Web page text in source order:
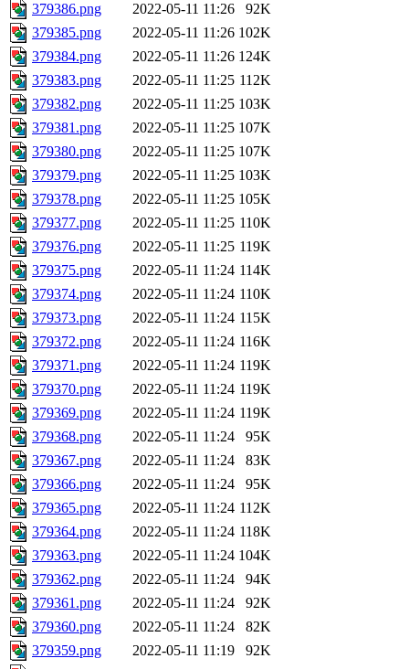
379386.png
2022-05-11 11:26
92K
379385.png
2022-05-11 11:26 102K
379384.png
2022-05-11 11:26 124K
379383.png
2022-05-11 11:25 112K
379382.png
2022-05-11 11:25 103K
379381.png
2022-05-11 11:25 107K
379380.png
2022-05-11 11:25 107K
379379.png
2022-05-11 11:25 103K
379378.png
2022-05-11 11:25 105K
379377.png
2022-05-11 11:25 110K
379376.png
2022-05-11 11:25 119K
379375.png
2022-05-11 11:24 114K
379374.png
2022-05-11 11:24 110K
379373.png
2022-05-11 11:24 115K
379372.png
2022-05-11 11:24 116K
379371.png
2022-05-11 11:24 119K
379370.png
2022-05-11 11:24 119K
379369.png
2022-05-11 11:24 119K
379368.png
2022-05-11 11:24
95K
379367.png
2022-05-11 11:24
83K
379366.png
2022-05-11 11:24
95K
379365.png
2022-05-11 11:24 112K
379364.png
2022-05-11 11:24 118K
379363.png
2022-05-11 11:24 104K
379362.png
2022-05-11 11:24
94K
379361.png
2022-05-11 11:24
92K
379360.png
2022-05-11 11:24
82K
379359.png
2022-05-11 11:19
92K